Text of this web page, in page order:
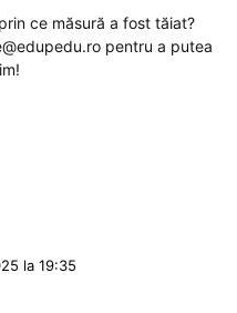
ce măsură a fost tăiat?
pentru a putea
la 19:35